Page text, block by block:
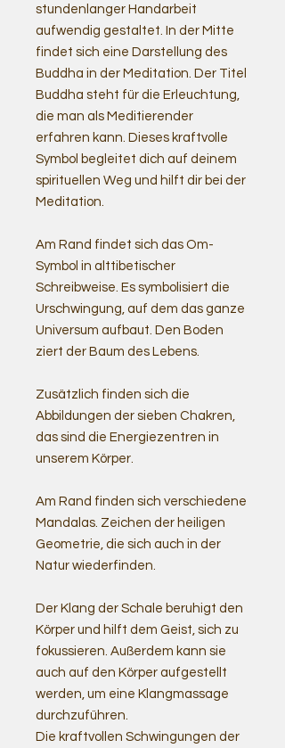
stundenlanger Handarbeit
aufwendig gestaltet. In der Mitte
findet sich eine Darstellung des
Buddha in der Meditation. Der Titel
Buddha steht für die Erleuchtung,
die man als Meditierender
erfahren kann. Dieses kraftvolle
Symbol begleitet dich auf deinem
spirituellen Weg und hilft dir bei der
Meditation.
Am Rand findet sich das Om-
Symbol in alttibetischer
Schreibweise. Es symbolisiert die
Urschwingung, auf dem das ganze
Universum aufbaut. Den Boden
ziert der Baum des Lebens.
Zusätzlich finden sich die
Abbildungen der sieben Chakren,
das sind die Energiezentren in
unserem Körper.
Am Rand finden sich verschiedene
Mandalas. Zeichen der heiligen
Geometrie, die sich auch in der
Natur wiederfinden.
Der Klang der Schale beruhigt den
Körper und hilft dem Geist, sich zu
fokussieren. Außerdem kann sie
auch auf den Körper aufgestellt
werden, um eine Klangmassage
durchzuführen.
Die kraftvollen Schwingungen der